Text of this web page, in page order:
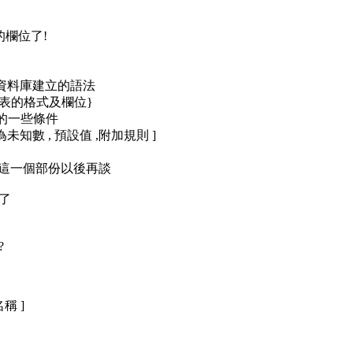
欄位了!
料庫建立的語法
的格式及欄位}
一些條件
未知數 , 預設值 ,附加規則 ]
一個部份以後再談
稱 ]